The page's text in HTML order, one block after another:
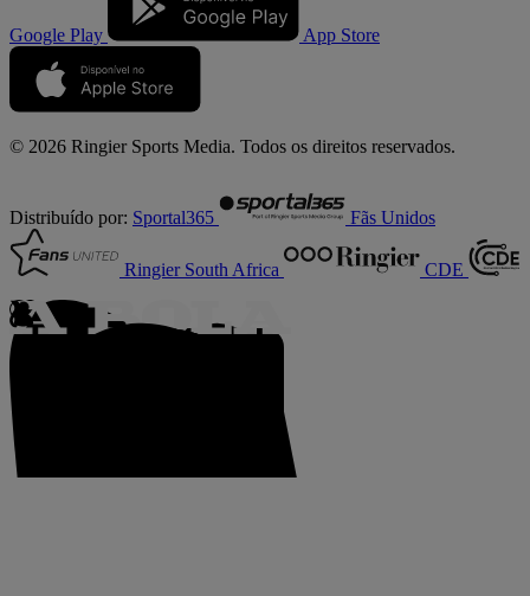
Google Play App Store
© 2026 Ringier Sports Media. Todos os direitos reservados.
Distribuído por: Sportal365 Fãs Unidos
Ringier South Africa CDE